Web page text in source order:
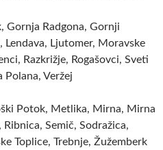
Gornja Radgona, Gornji
Lendava, Ljutomer, Moravske
Razkrižje, Rogašovci, Sveti
Polana, Veržej
Potok, Metlika, Mirna, Mirna
Semič, Sodražica,
Toplice, Trebnje, Žužemberk